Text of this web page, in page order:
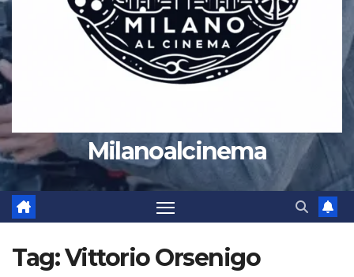
Milanoalcinema
Tag:Vittorio Orsenigo